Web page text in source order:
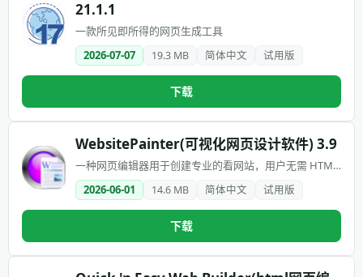
21.1.1
一款所见即所得的网页生成工具
2026-07-07
19.3 MB 简体中文 试用版
下载
WebsitePainter(可视化网页设计软件) 3.9
一种网页编辑器用于创建专业的看网站，用户无需 HTML
知识和编程
2026-06-01 14.6 MB 简体中文 试用版
下载